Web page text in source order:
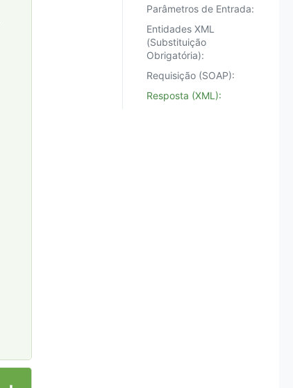
Parâmetros de Entrada:
Entidades XML
(Substituição
Obrigatória):
Requisição (SOAP):
Resposta (XML):